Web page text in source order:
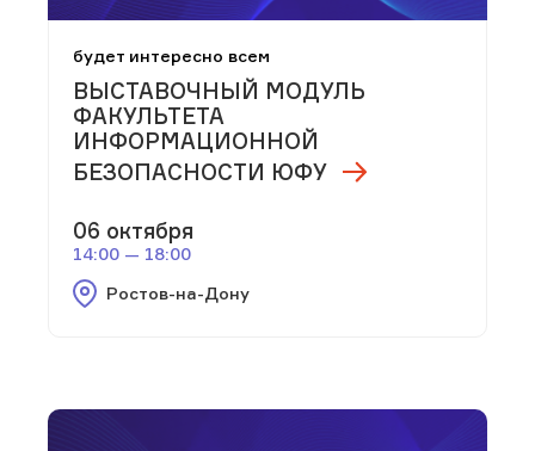
будет интересно всем
ВЫСТАВОЧНЫЙ МОДУЛЬ
ФАКУЛЬТЕТА
ИНФОРМАЦИОННОЙ
БЕЗОПАСНОСТИ ЮФУ
06 октября
14:00 — 18:00
Ростов-на-Дону